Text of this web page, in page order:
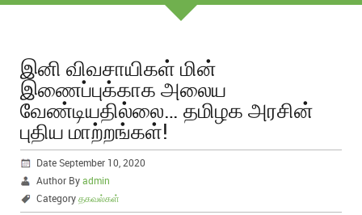
இனி விவசாயிகள் மின்
இணைப்புக்காக அலைய
வேண்டியதில்லை… தமிழக அரசின்
புதிய மாற்றங்கள்!
Date September 10, 2020
Author Byadmin
Categoryதகவல்கள்